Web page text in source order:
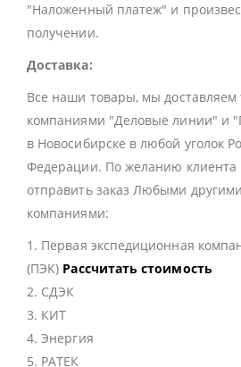
"Наложенный платеж" и
получении.
Доставка:
Все наши товары, мы
компаниями "Деловые линии" и
в Новосибирске в любой уголок
Федерации. По желанию
отправить заказ Любыми
компаниями:
1. Первая экспедиционная
(ПЭК) Рассчитать стоимость
2. СДЭК
3. КИТ
4. Энергия
5. РАТЕК